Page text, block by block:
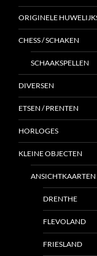
ORIGINELE
CHESS / SCHAKEN
SCHAAKSPELLEN
DIVERSEN
ETSEN / PRENTEN
HORLOGES
KLEINE OBJECTEN
ANSICHTKAARTEN
DRENTHE
FLEVOLAND
FRIESLAND